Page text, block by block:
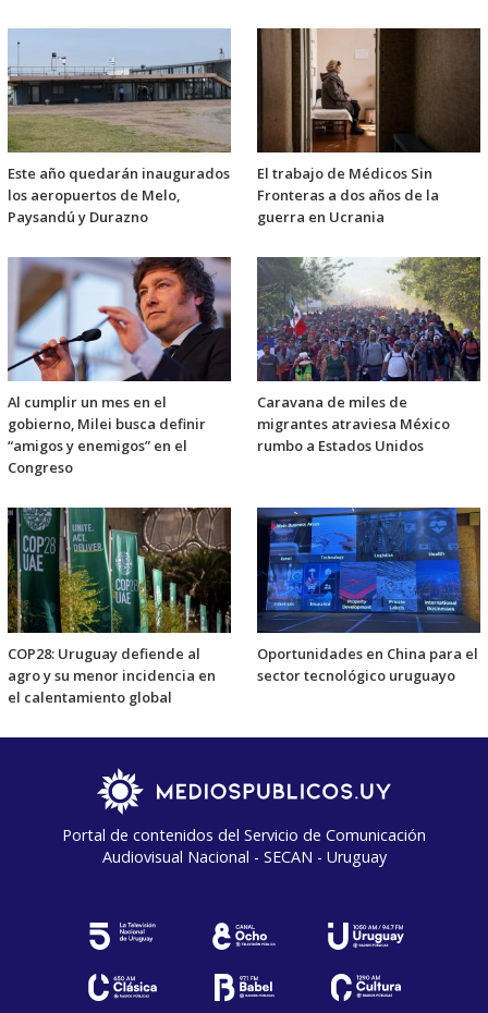
Este año quedarán inaugurados
los aeropuertos de Melo,
Paysandú y Durazno
El trabajo de Médicos Sin
Fronteras a dos años de la
guerra en Ucrania
Al cumplir un mes en el
gobierno, Milei busca definir
“amigos y enemigos” en el
Congreso
Caravana de miles de
migrantes atraviesa México
rumbo a Estados Unidos
COP28: Uruguay defiende al
agro y su menor incidencia en
el calentamiento global
Oportunidades en China para el
sector tecnológico uruguayo
Portal de contenidos del Servicio de Comunicación
Audiovisual Nacional - SECAN - Uruguay